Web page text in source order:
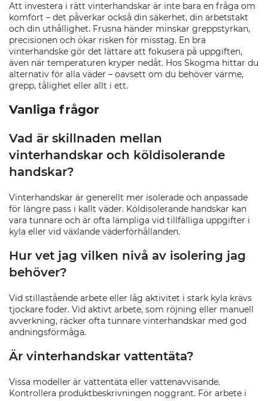
Att investera i rätt vinterhandskar är inte bara en fråga om
komfort – det påverkar också din säkerhet, din arbetstakt
och din uthållighet. Frusna händer minskar greppstyrkan,
precisionen och ökar risken för misstag. En bra
vinterhandske gör det lättare att fokusera på uppgiften,
även när temperaturen kryper nedåt. Hos Skogma hittar du
alternativ för alla väder – oavsett om du behöver värme,
grepp, tålighet eller allt i ett.
Vanliga frågor
Vad är skillnaden mellan
vinterhandskar och köldisolerande
handskar?
Vinterhandskar är generellt mer isolerade och anpassade
för längre pass i kallt väder. Köldisolerande handskar kan
vara tunnare och är ofta lämpliga vid tillfälliga uppgifter i
kyla eller vid växlande väderförhållanden.
Hur vet jag vilken nivå av isolering jag
behöver?
Vid stillastående arbete eller låg aktivitet i stark kyla krävs
tjockare foder. Vid aktivt arbete, som röjning eller manuell
avverkning, räcker ofta tunnare vinterhandskar med god
andningsförmåga.
Är vinterhandskar vattentäta?
Vissa modeller är vattentäta eller vattenavvisande.
Kontrollera produktbeskrivningen noggrant. För arbete i